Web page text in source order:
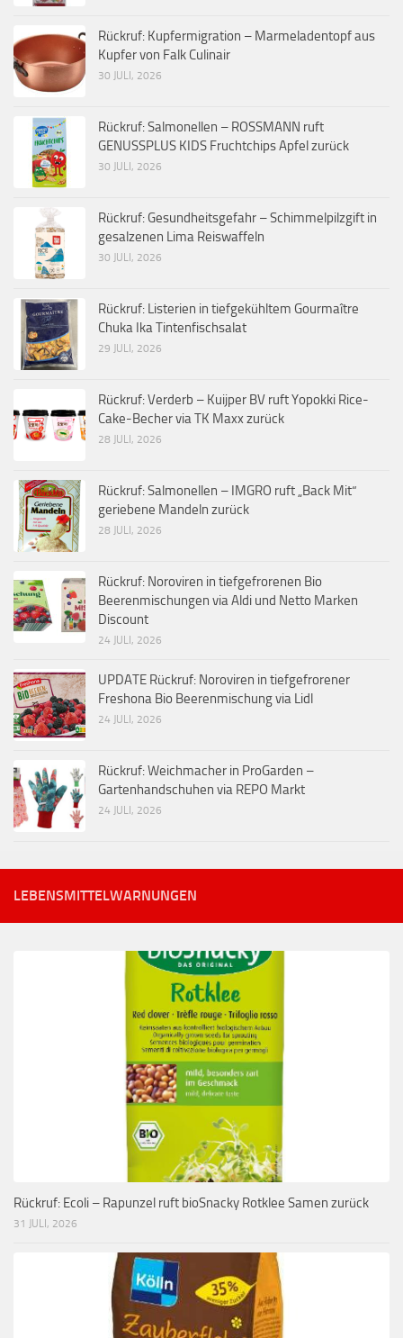
Rückruf: Kupfermigration – Marmeladentopf aus
Kupfer von Falk Culinair
30 JULI, 2026
Rückruf: Salmonellen – ROSSMANN ruft
GENUSSPLUS KIDS Fruchtchips Apfel zurück
30 JULI, 2026
Rückruf: Gesundheitsgefahr – Schimmelpilzgift in
gesalzenen Lima Reiswaffeln
30 JULI, 2026
Rückruf: Listerien in tiefgekühltem Gourmaître
Chuka Ika Tintenfischsalat
29 JULI, 2026
Rückruf: Verderb – Kuijper BV ruft Yopokki Rice-
Cake-Becher via TK Maxx zurück
28 JULI, 2026
Rückruf: Salmonellen – IMGRO ruft „Back Mit“
geriebene Mandeln zurück
28 JULI, 2026
Rückruf: Noroviren in tiefgefrorenen Bio
Beerenmischungen via Aldi und Netto Marken
Discount
24 JULI, 2026
UPDATE Rückruf: Noroviren in tiefgefrorener
Freshona Bio Beerenmischung via Lidl
24 JULI, 2026
Rückruf: Weichmacher in ProGarden –
Gartenhandschuhen via REPO Markt
24 JULI, 2026
LEBENSMITTELWARNUNGEN
Rückruf: Ecoli – Rapunzel ruft bioSnacky Rotklee Samen zurück
31 JULI, 2026